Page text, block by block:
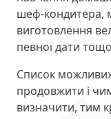
шеф-кондитера,
виготовлення
певної дати
Список
продовжити і
визначити, тим